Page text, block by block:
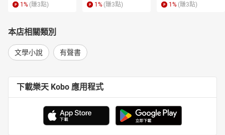
1 % (賺3點) 1 % (賺3點) 1 % (賺3點)
本店相關類別
文學小說 有聲書
下載樂天 Kobo 應用程式